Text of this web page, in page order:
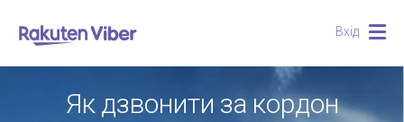
Вхід
Як дзвонити за кордон